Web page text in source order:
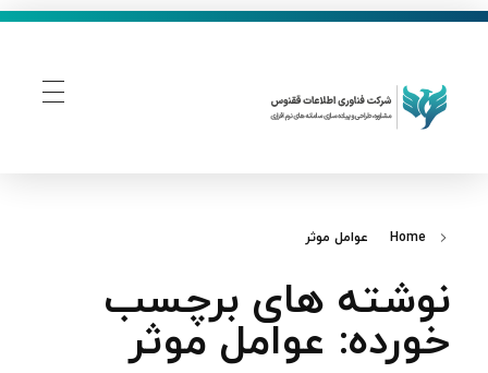
Home عوامل موثر
نوشته های برچسب
خورده: عوامل موثر